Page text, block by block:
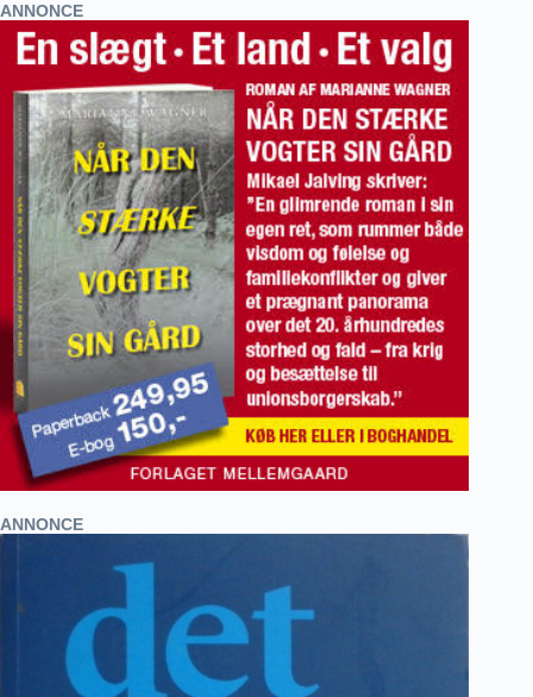
ANNONCE
ANNONCE